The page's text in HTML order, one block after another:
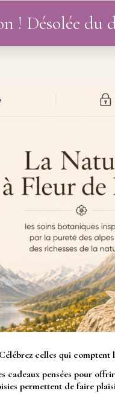
Célébrez celles qui comptent
cadeaux pensées pour
permettent de faire
! Désolée du